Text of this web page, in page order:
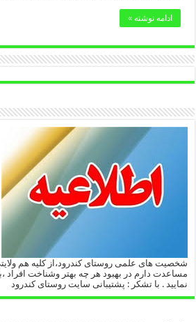
ادامه نوشته »
شخصیت های علمی روستای کندرود،از کلیه هم
مساعدت دارم در بهبود هر چه بهتر وشناخت افراد
نمایید . با تشکر : پشتیبانی سایت روستای کندرود